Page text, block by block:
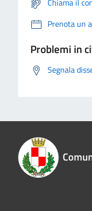
Prenota un
Problemi in
Segnala